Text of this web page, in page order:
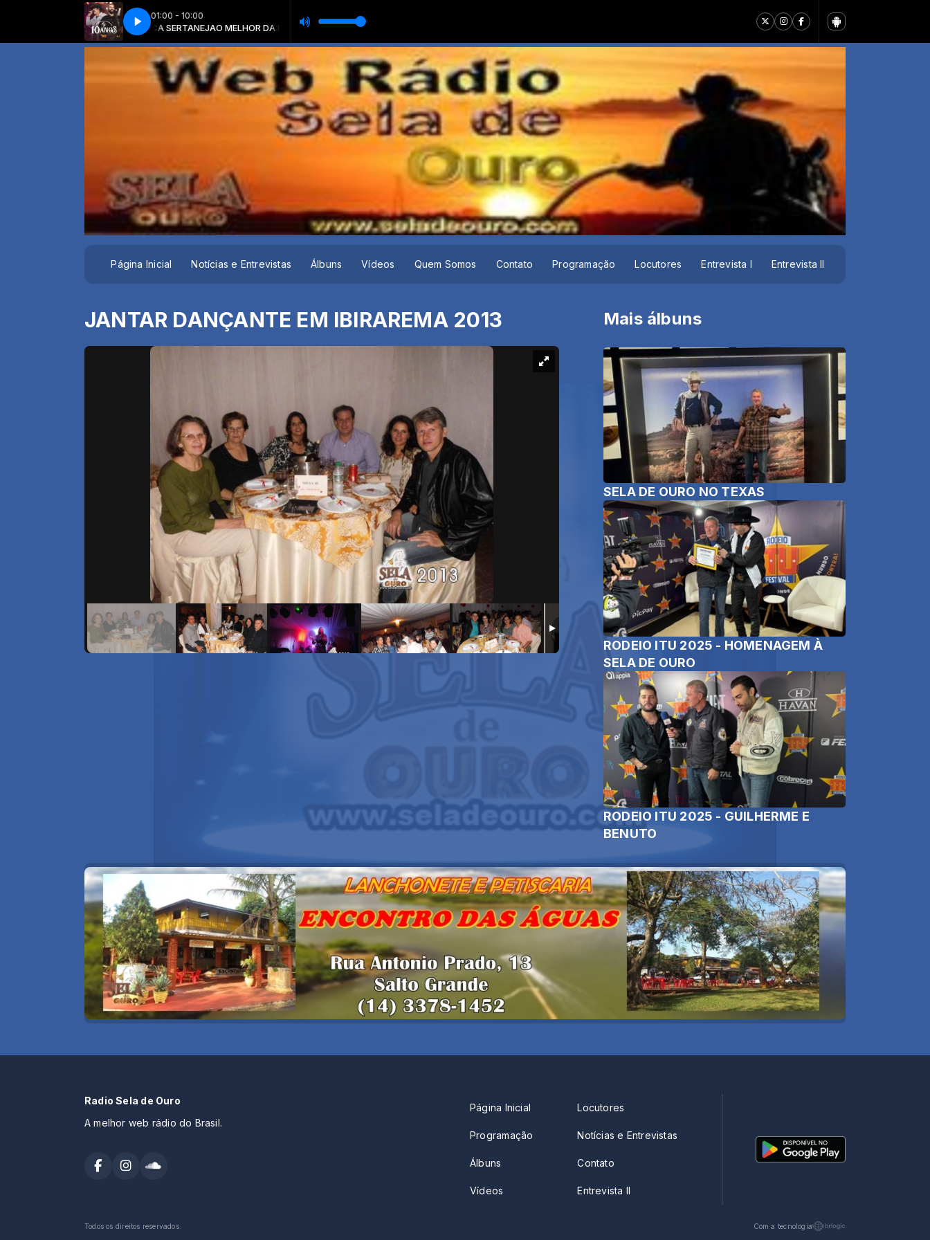
01:00 - 10:00
O MELHOR DA MUSICA SERTANEJAO MELHOR DA MUSICA SERTANEJA com O MELHOR DA MUSICA SERTANEJA
E SOROCABA - CORTANDO AS BRFERNANDO E SOROCABA - CORTANDO AS BR
Página Inicial Notícias e Entrevistas Álbuns Vídeos Quem Somos Contato Programação Locutores Entrevista I Entrevista II
JANTAR DANÇANTE EM IBIRAREMA 2013 Mais álbuns
SELA DE OURO NO TEXAS
RODEIO ITU 2025 - HOMENAGEM À
SELA DE OURO
RODEIO ITU 2025 - GUILHERME E
BENUTO
Radio Sela de Ouro
A melhor web rádio do Brasil.
Página Inicial
Programação
Álbuns
Vídeos
Locutores
Notícias e Entrevistas
Contato
Entrevista II
Todos os direitos reservados. Com a tecnologia